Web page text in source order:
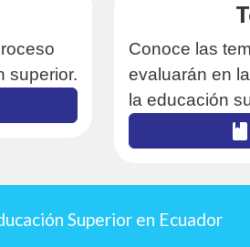
superior.
Conoce las
evaluarán en
la educación
Superior en Ecuador